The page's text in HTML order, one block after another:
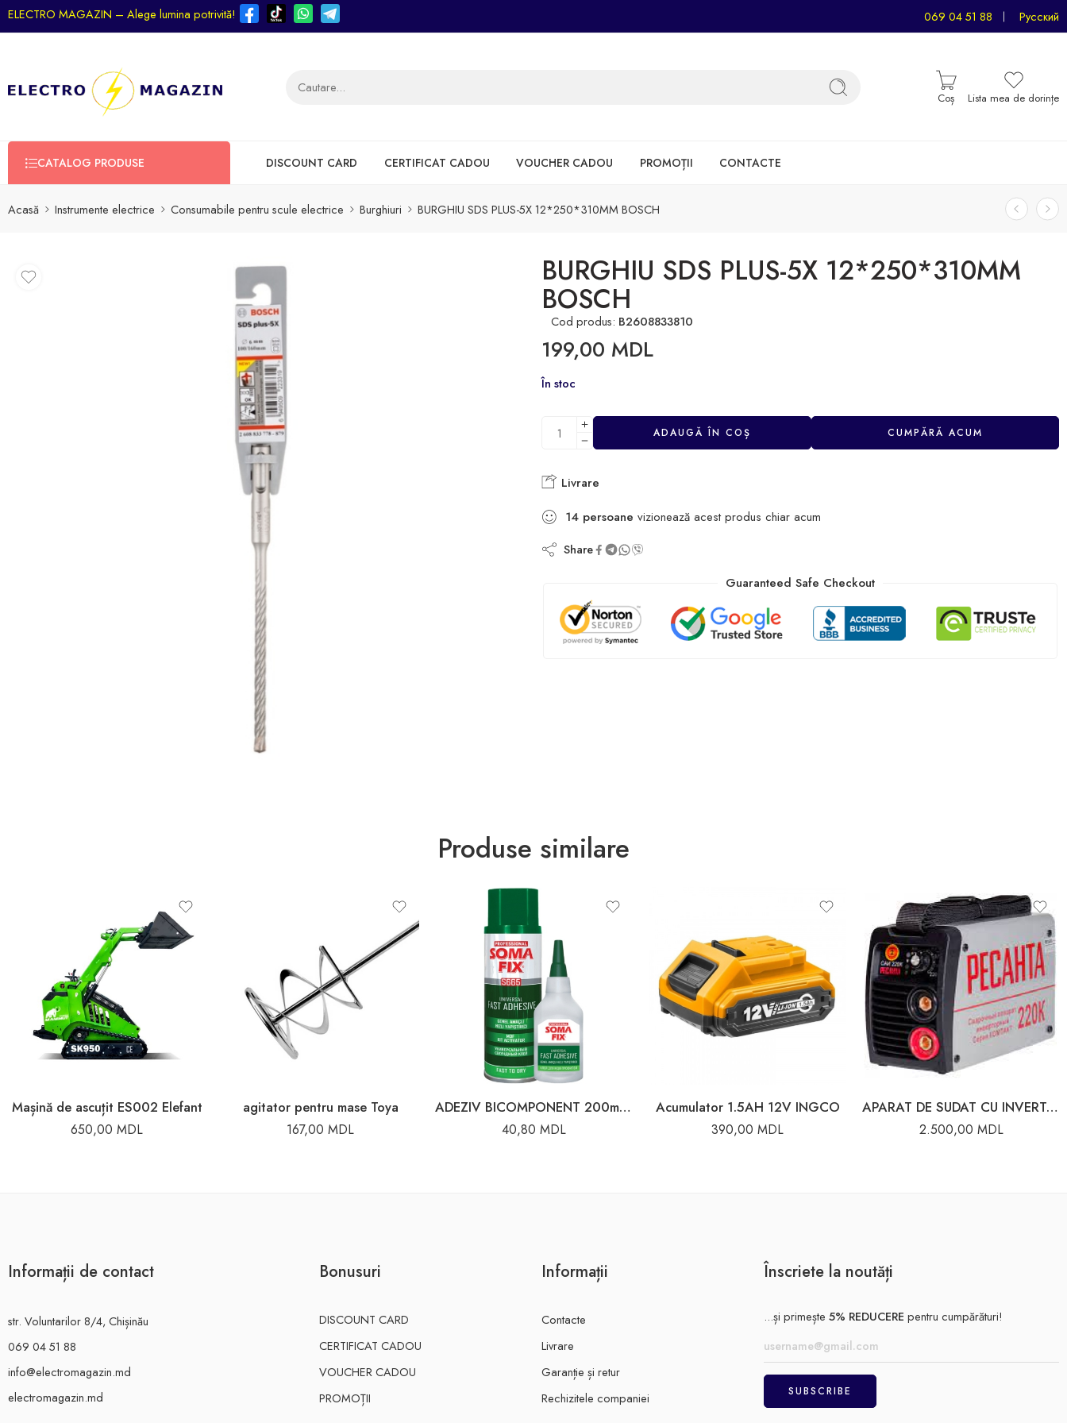
ELECTRO MAGAZIN – Alege lumina potrivită! 069 04 51 88 Русский
Coș Lista mea de dorințe
CATALOG PRODUSE DISCOUNT CARD CERTIFICAT CADOU VOUCHER CADOU PROMOȚII CONTACTE
Acasă Instrumente electrice Consumabile pentru scule electrice Burghiuri BURGHIU SDS PLUS-5X 12*250*310MM BOSCH
BURGHIU SDS PLUS-5X 12*250*310MM
BOSCH
Cod produs: B2608833810
199,00 MDL
În stoc
ADAUGĂ ÎN COȘ CUMPĂRĂ ACUM
Livrare
14 persoane vizionează acest produs chiar acum
Share
Guaranteed Safe Checkout
Produse similare
Mașină de ascuțit ES002 Elefant
650,00 MDL
agitator pentru mase Toya
167,00 MDL
ADEZIV BICOMPONENT 200ml ACTIVATOR 50g SOMAFIX 80057
40,80 MDL
Acumulator 1.5AH 12V INGCO
390,00 MDL
APARAT DE SUDAT CU INVERTOR COMPACT 220A 65/37 RESANTA
2.500,00 MDL
Informații de contact
str. Voluntarilor 8/4, Chișinău
069 04 51 88
info@electromagazin.md
electromagazin.md
Bonusuri
DISCOUNT CARD
CERTIFICAT CADOU
VOUCHER CADOU
PROMOȚII
Informații
Contacte
Livrare
Garanție și retur
Rechizitele companiei
Înscriete la noutăți
...și primește 5% REDUCERE pentru cumpărături!